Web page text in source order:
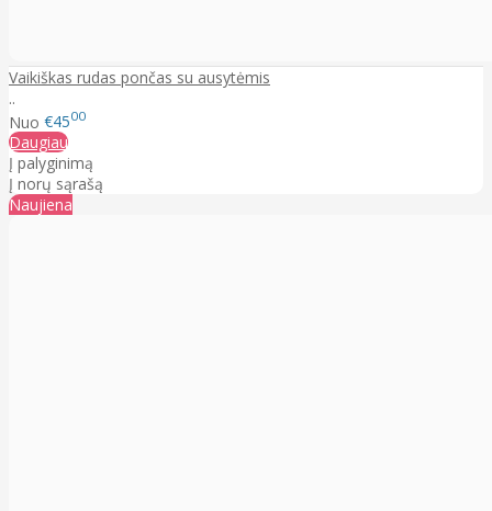
Vaikiškas rudas pončas su ausytėmis
..
Nuo €4500
Daugiau
Į palyginimą
Į norų sąrašą
Naujiena